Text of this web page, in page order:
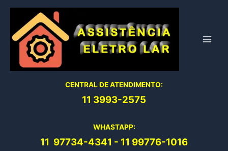
conteúdo
CENTRAL DE ATENDIMENTO:
11 3993-2575
WHASTAPP:
11 97734-4341 - 11 99776-1016